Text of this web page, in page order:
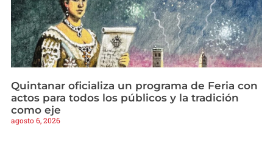
Quintanar oficializa un programa de Feria con
actos para todos los públicos y la tradición
como eje
agosto 6, 2026